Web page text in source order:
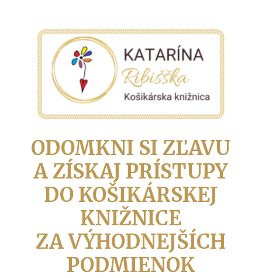
ODOMKNI SI ZĽAVU
A ZÍSKAJ PRÍSTUPY
DO KOŠIKÁRSKEJ
KNIŽNICE
ZA VÝHODNEJŠÍCH
PODMIENOK